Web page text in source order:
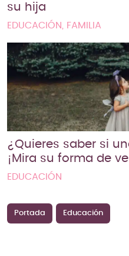
su hija
EDUCACIÓN, FAMILIA
¿Quieres saber si
¡Mira su forma de
EDUCACIÓN
Portada Educación